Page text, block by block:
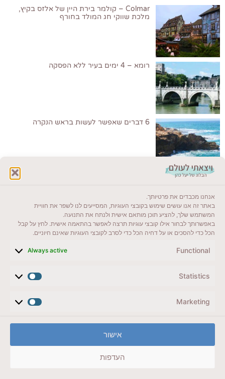
אנחנו מכבדים את פרטיותך.
באתר זה אנו עושים שימוש בקובצי העוגיות, המסייעים לנו לשפר את חוויית
המשתמש שלך, להציע תוכן מותאם אישית ולנתח את התנועה.
באפשרותך לבחור אילו קובצי עוגיות תרצה לאפשר בהתאמה אישית. לחץ על קבל
הכל כדי להסכים או על דחיה הכל כדי לסרב לקובצי העוגיות שאינם חיוניים.
Functional
Always active
Statistics
Marketing
אישור
העדפות
Colmar – קולמר בירת היין של אלזס בקיץ,
מלכת שווקי חג המולד בחורף
רומא – 4 ימים בעיר ללא הפסקה
6 דברים שאפשר לעשות בראש הנקרה
ייעדים מומלצים
מדריכים ועזרים
לשליחת הודעת וואטסאפ
veyatsati.laolam@gmail.com
מדיניות פרטיות // תנאי שימוש באתר